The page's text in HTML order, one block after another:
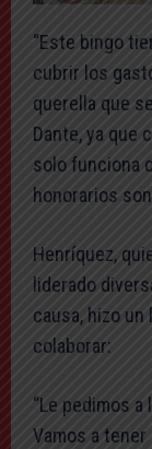
“Este bingo
cubrir los
querella que
Dante, ya que
solo funciona
honorarios
Henríquez,
liderado
causa, hizo un
colaborar:
“Le pedimos
Vamos a